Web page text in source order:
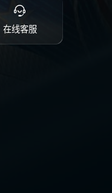
在线客服